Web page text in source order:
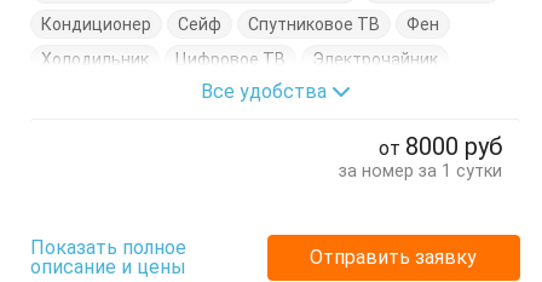
Кондиционер
Сейф Спутниковое ТВ
Фен
Холодильник
Цифровое ТВ
Электрочайник
Двухэтажная кровать
Туалетный столик
Тумбочки
Все удобства
от 8000 руб
за номер за 1 сутки
Показать полное
описание и цены
Отправить заявку